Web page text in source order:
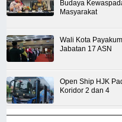
Budaya
Masyarakat
Wali Kota
Jabatan 17 ASN
Open Ship HJK
Koridor 2 dan 4